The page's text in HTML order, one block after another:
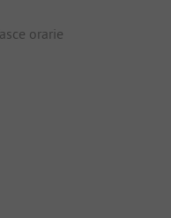
orarie